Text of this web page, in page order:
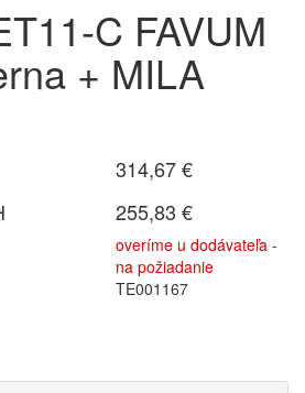
C FAVUM
+ MILA
314,67 €
255,83 €
overíme u dodávateľa -
na požiadanie
TE001167